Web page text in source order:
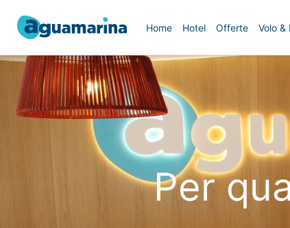
Home Hotel Offerte Volo &
Per